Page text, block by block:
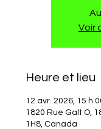
Voir
Heure et lieu
12 avr. 2026, 15 h
1820 Rue Galt O,
1H8, Canada